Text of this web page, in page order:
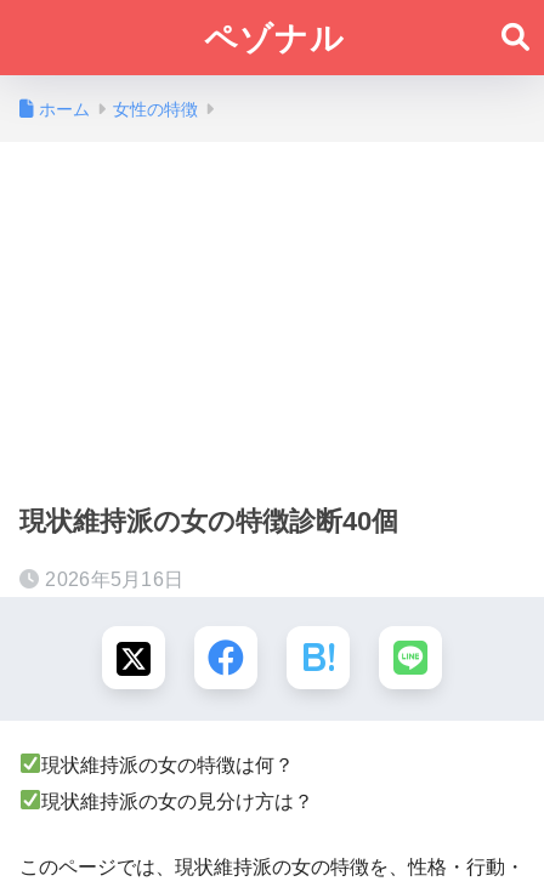
ペゾナル
ホーム 女性の特徴
現状維持派の女の特徴診断40個
2026年5月16日
現状維持派の女の特徴は何？
現状維持派の女の見分け方は？
このページでは、現状維持派の女の特徴を、性格・行動・